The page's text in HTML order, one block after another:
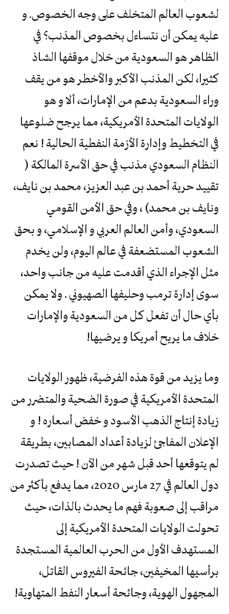
لشعوب العالم المتخلف على وجه الخصوص. و
عليه يمكن أن نتساءل بخصوص المذنب؟ في
الظاهر هو السعودية من خلال موقفها الشاذ
كثيرا، لكن المذنب الأكبر والأخطر هو من يقف
وراء السعودية بدعم من الإمارات، ألا و هو
الولايات المتحدة الأمريكية، مما يرجح ضلوعها
في التخطيط وإدارة الأزمة النفطية الحالية ! نعم
النظام السعودي مذنب في حق الأسرة المالكة (
تقييد حرية أحمد بن عبد العزيز، محمد بن نايف،
ونايف بن محمد) ، وفي حق الأمن القومي
السعودي، وأمن العالم العربي و الإسلامي، و بحق
الشعوب المستضعفة في عالم اليوم، ولن يخدم
مثل الإجراء الذي أقدمت عليه من جانب واحد،
سوى إدارة ترمب وحليفها الصهيوني . ولا يمكن
بأي حال أن تفعل كل من السعودية والإمارات
خلاف ما يريح أمريكا و يرضيها!
وما يزيد من قوة هذه الفرضية، ظهور الولايات
المتحدة الأمريكية في صورة الضحية والمتضرر من
زيادة إنتاج الذهب الأسود و خفض أسعاره ! و
الإعلان المفاجئ لزيادة أعداد المصابين، بطريقة
لم يتوقعها أحد قبل شهر من الآن ! حيث تصدرت
دول العالم في 27 مارس 2020، مما يدفع بأكثر من
مراقب إلى صعوبة فهم ما يحدث بالذات، حيث
تحولت الولايات المتحدة الأمريكية إلى
المستهدف الأول من الحرب العالمية المستجدة
برأسيها المخيفين، جائحة الفيروس القاتل،
المجهول الهوية، وجائحة أسعار النفط المتهاوية!